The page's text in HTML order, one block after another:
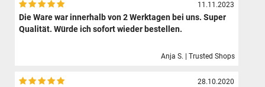
11.11.2023
Die Ware war innerhalb von 2 Werktagen bei uns. Super
Qualität. Würde ich sofort wieder bestellen.
Anja S. | Trusted Shops
28.10.2020